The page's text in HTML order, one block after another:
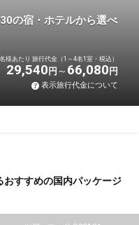
の宿・ホテルから選べ
様あたり 旅行代金（1～4名1室・税込）
29,540 円 66,080 円
表示旅行代金について
おすすめの国内パッケージ